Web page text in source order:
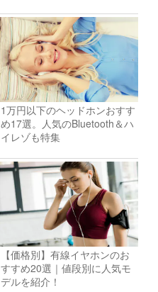
1万円以下のヘッドホンおすす
め17選。人気のBluetooth＆ハ
イレゾも特集
【価格別】有線イヤホンのお
すすめ20選｜値段別に人気モ
デルを紹介！